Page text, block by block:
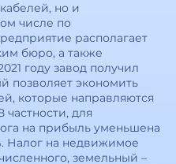
но и
числе по
располагает
бюро, а также
году завод получил
позволяет экономить
которые направляются
частности, для
на прибыль уменьшена
Налог на недвижимое
земельный –